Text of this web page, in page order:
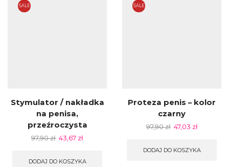
SALE
Stymulator / nakładka
na penisa,
przeźroczysta
97,90zł 43,67 zł
DODAJ DO KOSZYKA
SALE
Proteza penis – kolor
czarny
97,90zł 47,03 zł
DODAJ DO KOSZYKA